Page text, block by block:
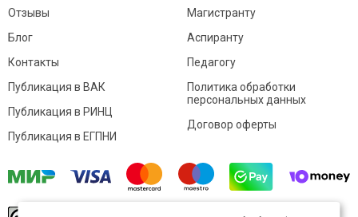
Отзывы
Блог
Контакты
Магистранту
Аспиранту
Педагогу
Публикация в ВАК
Публикация в РИНЦ
Публикация в ЕГПНИ
Политика обработки
персональных данных
Договор оферты